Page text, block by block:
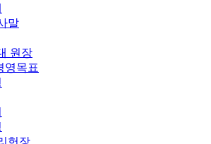
말
원장
영목표
헌장